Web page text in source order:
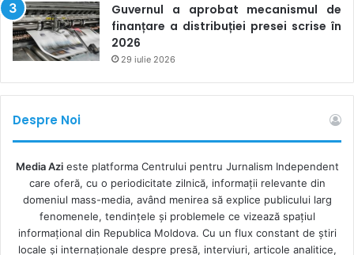
Guvernul a aprobat mecanismul de
finanțare a distribuției presei scrise în
2026
29 iulie 2026
Despre Noi
Media Azieste platforma Centrului pentru Jurnalism Independent
care oferă, cu o periodicitate zilnică, informații relevante din
domeniul mass-media, având menirea să explice publicului larg
fenomenele, tendințele și problemele ce vizează spațiul
informațional din Republica Moldova. Cu un flux constant de ştiri
locale şi internaţionale despre presă, interviuri, articole analitice,